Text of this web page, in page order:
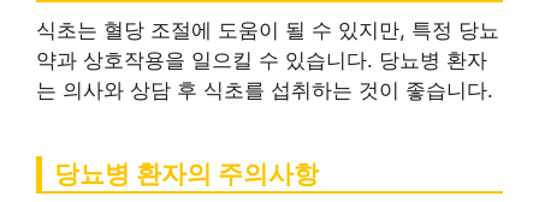
식초는 혈당 조절에 도움이 될 수 있지만, 특정 당뇨
약과 상호작용을 일으킬 수 있습니다. 당뇨병 환자
는 의사와 상담 후 식초를 섭취하는 것이 좋습니다.
당뇨병 환자의 주의사항